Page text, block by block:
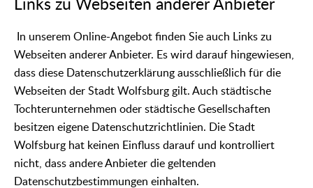
Links zu Webseiten anderer Anbieter
In unserem Online-Angebot finden Sie auch Links zu
Webseiten anderer Anbieter. Es wird darauf hingewiesen,
dass diese Datenschutzerklärung ausschließlich für die
Webseiten der Stadt Wolfsburg gilt. Auch städtische
Tochterunternehmen oder städtische Gesellschaften
besitzen eigene Datenschutzrichtlinien. Die Stadt
Wolfsburg hat keinen Einfluss darauf und kontrolliert
nicht, dass andere Anbieter die geltenden
Datenschutzbestimmungen einhalten.